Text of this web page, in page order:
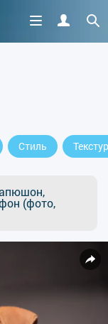
Стиль
(фото,